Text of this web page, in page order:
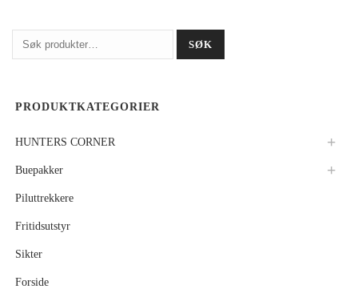
Søk
etter:
SØK
PRODUKTKATEGORIER
HUNTERS CORNER
Buepakker
Piluttrekkere
Fritidsutstyr
Sikter
Forside